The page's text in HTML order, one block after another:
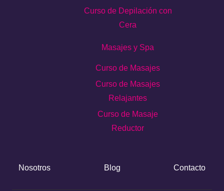
Curso de Depilación con
Cera
Masajes y Spa
Curso de Masajes
Curso de Masajes
Relajantes
Curso de Masaje
Reductor
Nosotros Blog Contacto